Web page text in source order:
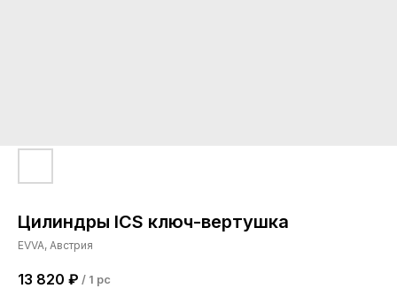
Цилиндры ICS ключ-вертушка
EVVA, Австрия
13 820 ₽ / 1 pc